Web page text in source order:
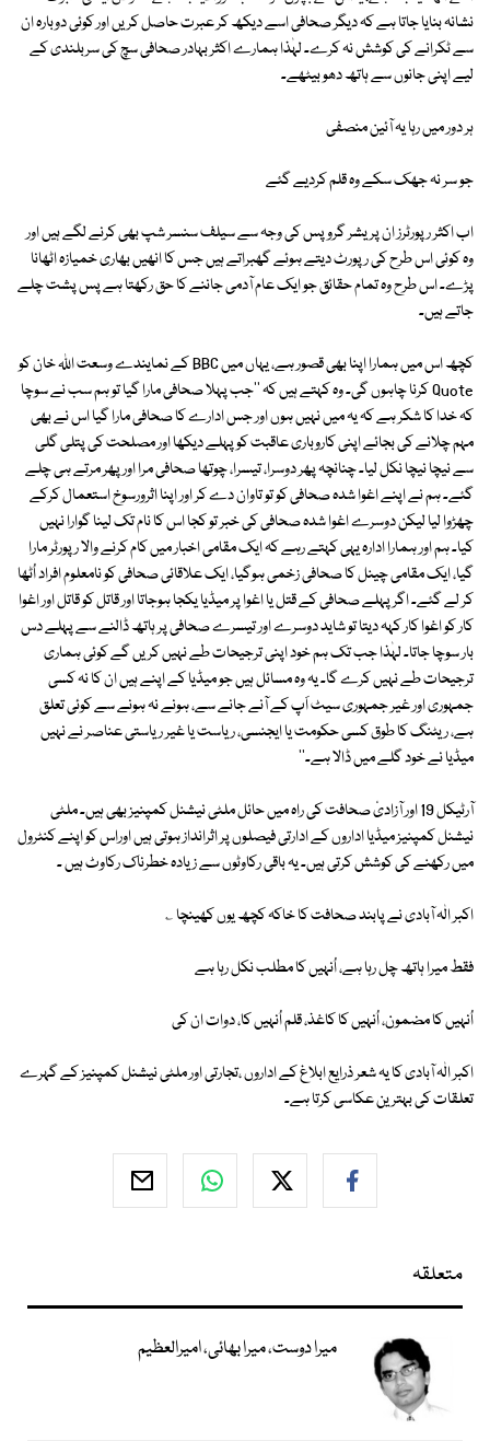
نشانہ بنایا جاتا ہے کہ دیگر صحافی اسے دیکھ کر عبرت حاصل کریں اور کوئی دوبارہ ان
سے ٹکرانے کی کوشش نہ کرے۔ لہٰذا ہمارے اکثر بہادر صحافی سچ کی سربلندی کے
لیے اپنی جانوں سے ہاتھ دھو بیٹھے۔
ہر دور میں رہا یہ آئین منصفی
جو سر نہ جھک سکے وہ قلم کردیے گئے
اب اکثر رپورٹرز ان پریشر گروپس کی وجہ سے سیلف سنسر شپ بھی کرنے لگے ہیں اور
وہ کوئی اس طرح کی رپورٹ دیتے ہوئے گھبراتے ہیں جس کا انھیں بھاری خمیازہ اٹھانا
پڑے۔ اس طرح وہ تمام حقائق جو ایک عام آدمی جاننے کا حق رکھتا ہے پس پشت چلے
جاتے ہیں۔
کچھ اس میں ہمارا اپنا بھی قصور ہے، یہاں میں BBC کے نمایندے وسعت اللہ خان کو
Quote کرنا چاہوں گی۔ وہ کہتے ہیں کہ ''جب پہلا صحافی مارا گیا تو ہم سب نے سوچا
کہ خدا کا شکر ہے کہ یہ میں نہیں ہوں اور جس ادارے کا صحافی مارا گیا اس نے بھی
مہم چلانے کی بجائے اپنی کاروباری عاقبت کو پہلے دیکھا اور مصلحت کی پتلی گلی
سے نیچا نیچا نکل لیا۔ چنانچہ پھر دوسرا، تیسرا، چوتھا صحافی مرا اور پھر مرتے ہی چلے
گئے۔ ہم نے اپنے اغوا شدہ صحافی کو تو تاوان دے کر اور اپنا اثرورسوخ استعمال کرکے
چھڑوا لیا لیکن دوسرے اغوا شدہ صحافی کی خبر تو کجا اس کا نام تک لینا گوارا نہیں
کیا۔ ہم اور ہمارا ادارہ یہی کہتے رہے کہ ایک مقامی اخبار میں کام کرنے والا رپورٹر مارا
گیا، ایک مقامی چینل کا صحافی زخمی ہوگیا، ایک علاقائی صحافی کو نامعلوم افراد اُٹھا
کر لے گئے۔ اگر پہلے صحافی کے قتل یا اغوا پر میڈیا یکجا ہوجاتا اور قاتل کو قاتل اور اغوا
کار کو اغوا کار کہہ دیتا تو شاید دوسرے اور تیسرے صحافی پر ہاتھ ڈالنے سے پہلے دس
بار سوچا جاتا۔ لہٰذا جب تک ہم خود اپنی ترجیحات طے نہیں کریں گے کوئی ہماری
ترجیحات طے نہیں کرے گا۔ یہ وہ مسائل ہیں جو میڈیا کے اپنے ہیں ان کا نہ کسی
جمہوری اور غیر جمہوری سیٹ اَپ کے آنے جانے سے، ہونے نہ ہونے سے کوئی تعلق
ہے، ریٹنگ کا طوق کسی حکومت یا ایجنسی، ریاست یا غیر ریاستی عناصر نے نہیں
میڈیا نے خود گلے میں ڈالا ہے۔''
آرٹیکل 19 اور آزادیٔ صحافت کی راہ میں حائل ملٹی نیشنل کمپنیز بھی ہیں۔ ملٹی
نیشنل کمپنیز میڈیا اداروں کے ادارتی فیصلوں پر اثرانداز ہوتی ہیں اوراس کو اپنے کنٹرول
میں رکھنے کی کوشش کرتی ہیں۔ یہ باقی رکاوٹوں سے زیادہ خطرناک رکاوٹ ہیں ۔
اکبر الٰہ آبادی نے پابند صحافت کا خاکہ کچھ یوں کھینچا ؎
فقط میرا ہاتھ چل رہا ہے، اُنہیں کا مطلب نکل رہا ہے
اُنہیں کا مضمون، اُنہیں کا کاغذ، قلم اُنہیں کا، دوات ان کی
اکبر الٰہ آبادی کا یہ شعر ذرایع ابلاغ کے اداروں ،تجارتی اور ملٹی نیشنل کمپنیز کے گہرے
تعلقات کی بہترین عکاسی کرتا ہے۔
متعلقہ
میرا دوست، میرا بھائی، امیرالعظیم